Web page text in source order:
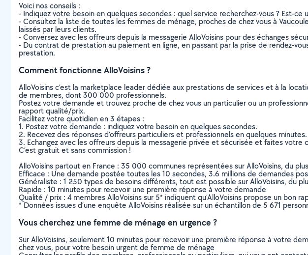
Voici nos conseils :
- Indiquez votre besoin en quelques secondes : quel service recherchez-vous ? Est-
- Consultez la liste de toutes les femmes de ménage, proches de chez vous à
laissés par leurs clients.
- Conversez avec les offreurs depuis la messagerie AlloVoisins pour des échanges
- Du contrat de prestation au paiement en ligne, en passant par la prise de rendez-
prestation.
Comment fonctionne AlloVoisins ?
AlloVoisins c’est la marketplace leader dédiée aux prestations de services et à la
de membres, dont 300 000 professionnels.
Postez votre demande et trouvez proche de chez vous un particulier ou un
rapport qualité/prix.
Facilitez votre quotidien en 3 étapes :
1. Postez votre demande : indiquez votre besoin en quelques secondes.
2. Recevez des réponses d’offreurs particuliers et professionnels en quelques minutes.
3. Echangez avec les offreurs depuis la messagerie privée et sécurisée et faites votre
C’est gratuit et sans commission !
AlloVoisins partout en France : 35 000 communes représentées sur AlloVoisins, du
Efficace : Une demande postée toutes les 10 secondes, 3.6 millions de demandes
Généraliste : 1 250 types de besoins différents, tout est possible sur AlloVoisins, du
Rapide : 10 minutes pour recevoir une première réponse à votre demande
Qualité / prix : 4 membres AlloVoisins sur 5* indiquent qu’AlloVoisins propose un bon
* Données issues d’une enquête AlloVoisins réalisée sur un échantillon de 5 671
Vous cherchez une femme de ménage en urgence ?
Sur AlloVoisins, seulement 10 minutes pour recevoir une première réponse à votre
chez vous, pour votre besoin urgent de femme de ménage